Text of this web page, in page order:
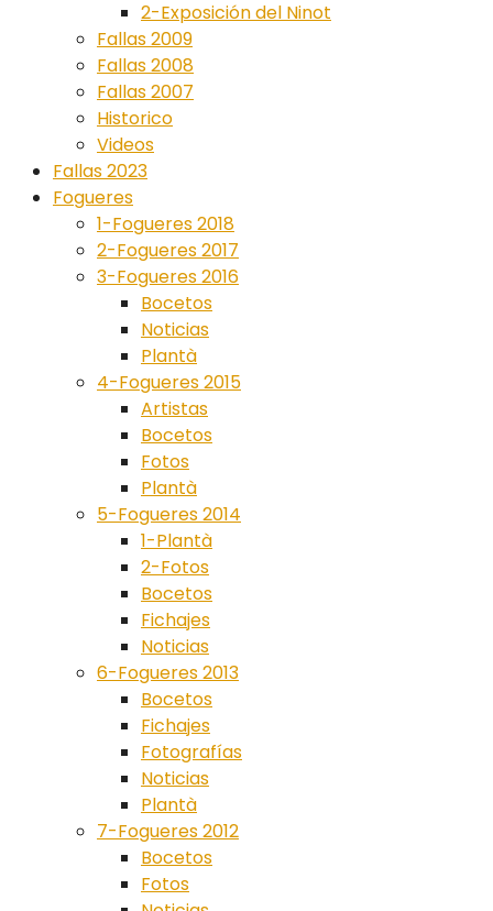
2-Exposición del Ninot
Fallas 2009
Fallas 2008
Fallas 2007
Historico
Videos
Fallas 2023
Fogueres
1-Fogueres 2018
2-Fogueres 2017
3-Fogueres 2016
Bocetos
Noticias
Plantà
4-Fogueres 2015
Artistas
Bocetos
Fotos
Plantà
5-Fogueres 2014
1-Plantà
2-Fotos
Bocetos
Fichajes
Noticias
6-Fogueres 2013
Bocetos
Fichajes
Fotografías
Noticias
Plantà
7-Fogueres 2012
Bocetos
Fotos